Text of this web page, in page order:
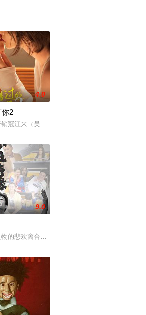
乌塔玛，博沃食品公司的继承人，
香港新一代的愛情面面觀，其中「Truth orDare
4.0
你2
冠江来（吴翊歌 饰），为利益化身“深情画家”
接踵而来的重重难关。
名艺术家艾丽卡·特蕾西（奥利维亚·王尔德
9.0
的悲欢离合，宣扬了树立正确的恋爱观生活观